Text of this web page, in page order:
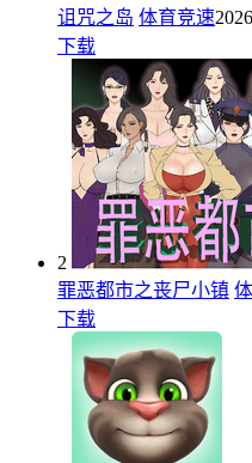
诅咒之岛 体育竞速
下载
2
罪恶都市之丧尸小镇
下载